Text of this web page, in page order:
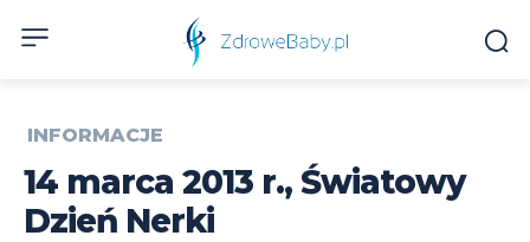
INFORMACJE
14 marca 2013 r., Światowy
Dzień Nerki